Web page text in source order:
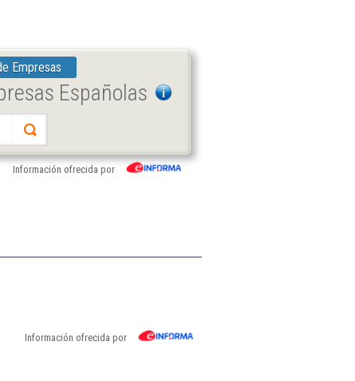
Empresas
Españolas
Información ofrecida por
Información ofrecida por